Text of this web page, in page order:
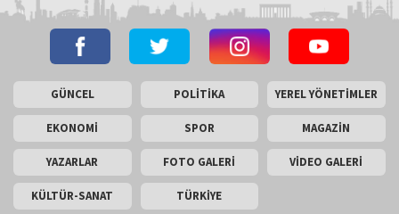
GÜNCEL POLİTİKA YEREL YÖNETİMLER
EKONOMİ SPOR MAGAZİN
YAZARLAR FOTO GALERİ VİDEO GALERİ
KÜLTÜR-SANAT TÜRKİYE